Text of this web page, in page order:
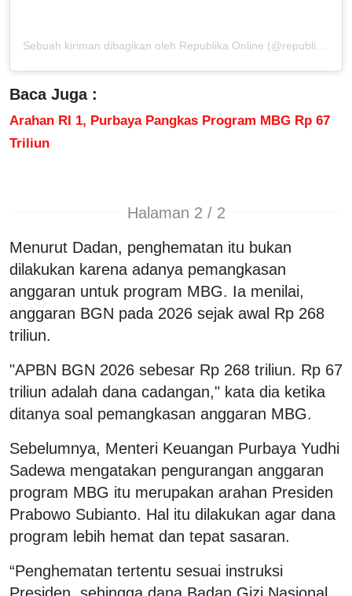
Sebuah kiriman dibagikan oleh Republika Online (@republikaonline)
Baca Juga :
Arahan RI 1, Purbaya Pangkas Program MBG Rp 67
Triliun
Halaman 2 / 2
Menurut Dadan, penghematan itu bukan
dilakukan karena adanya pemangkasan
anggaran untuk program MBG. Ia menilai,
anggaran BGN pada 2026 sejak awal Rp 268
triliun.
"APBN BGN 2026 sebesar Rp 268 triliun. Rp 67
triliun adalah dana cadangan," kata dia ketika
ditanya soal pemangkasan anggaran MBG.
Sebelumnya, Menteri Keuangan Purbaya Yudhi
Sadewa mengatakan pengurangan anggaran
program MBG itu merupakan arahan Presiden
Prabowo Subianto. Hal itu dilakukan agar dana
program lebih hemat dan tepat sasaran.
“Penghematan tertentu sesuai instruksi